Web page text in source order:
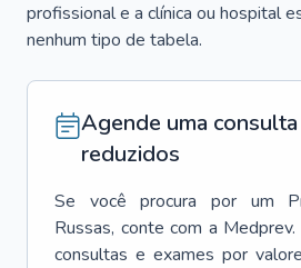
profissional e a clínica ou hospital
nenhum tipo de tabela.
Agende uma
reduzidos
Se você procura por um
Russas, conte com a
consultas e exames por